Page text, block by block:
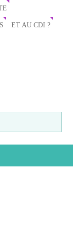
ET AU CDI ?